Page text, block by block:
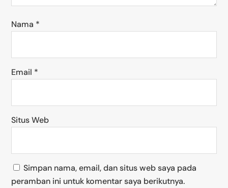
Nama *
Email *
Situs Web
Simpan nama, email, dan situs web saya pada
peramban ini untuk komentar saya berikutnya.